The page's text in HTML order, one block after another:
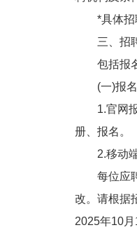
*具体招聘
三、招
包括报名
(一)报名
1.官网报
册、报名。
2.移动端
每位应聘
改。请根据
2025年10月